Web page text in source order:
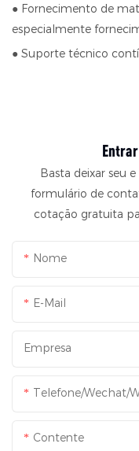
● Fornecimento de
especialmente
● Suporte técnico
Entrar
Basta deixar seu
formulário de
cotação gratuita
Nome
E-Mail
Empresa
Telefone/Wechat/
Contente